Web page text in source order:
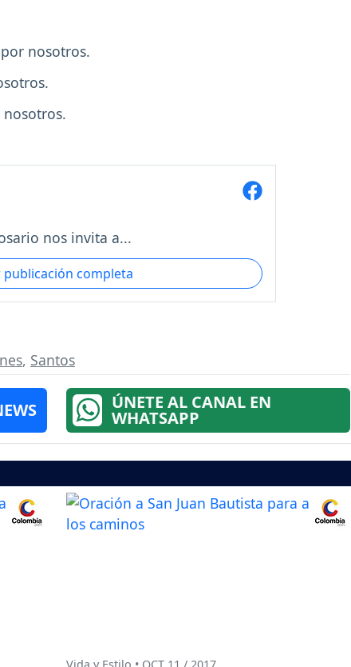
nosotros.
nosotros.
nos invita a...
publicación completa
, Santos
ÚNETE AL CANAL EN
WHATSAPP